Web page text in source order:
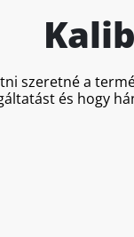
szeretné a
és hogy